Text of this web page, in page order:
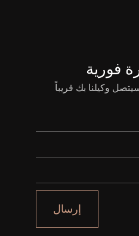
فورية
وكيلنا بك قريباً
إرسال